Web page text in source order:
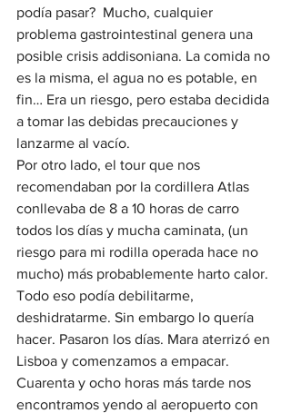
podía pasar?  Mucho, cualquier
problema gastrointestinal genera una
posible crisis addisoniana. La comida no
es la misma, el agua no es potable, en
fin… Era un riesgo, pero estaba decidida
a tomar las debidas precauciones y
lanzarme al vacío.
Por otro lado, el tour que nos
recomendaban por la cordillera Atlas
conllevaba de 8 a 10 horas de carro
todos los días y mucha caminata, (un
riesgo para mi rodilla operada hace no
mucho) más probablemente harto calor.
Todo eso podía debilitarme,
deshidratarme. Sin embargo lo quería
hacer. Pasaron los días. Mara aterrizó en
Lisboa y comenzamos a empacar.
Cuarenta y ocho horas más tarde nos
encontramos yendo al aeropuerto con